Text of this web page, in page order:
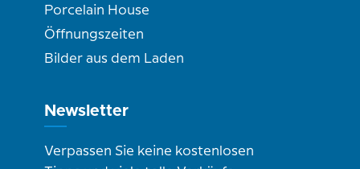
Porcelain House
Öffnungszeiten
Bilder aus dem Laden
Newsletter
Verpassen Sie keine kostenlosen